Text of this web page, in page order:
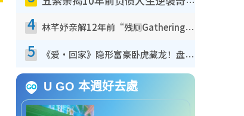
4 林芊妤亲解12年前“残厕Gathering”真相！高层解约一句话重创尊严，至今拒返TVB
5 《爱·回家》隐形富豪卧虎藏龙！盘点12位财气逼人的有钱艺人：这位美女3亿身家不愁做
U GO 本週好去處